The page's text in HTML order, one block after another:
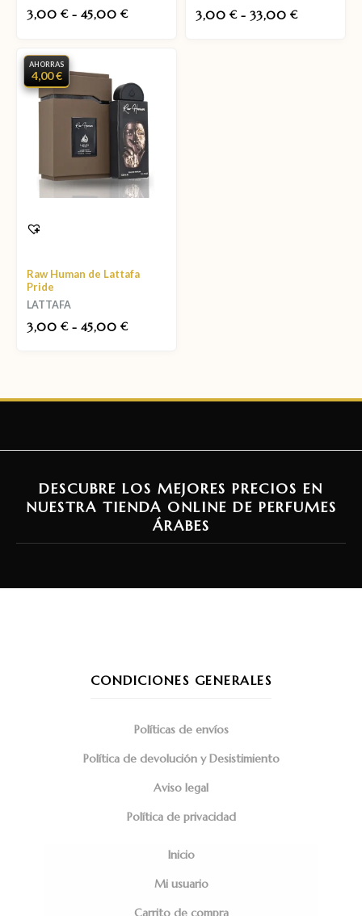
3,00 € - 45,00 € 3,00 € - 33,00 €
AHORRAS
4,00 €
Raw Human de Lattafa
Pride
LATTAFA
3,00 € - 45,00 €
DESCUBRE LOS MEJORES PRECIOS EN
NUESTRA TIENDA ONLINE DE PERFUMES
ÁRABES
CONDICIONES GENERALES
Políticas de envíos
Política de devolución y Desistimiento
Aviso legal
Política de privacidad
Inicio
Mi usuario
Carrito de compra